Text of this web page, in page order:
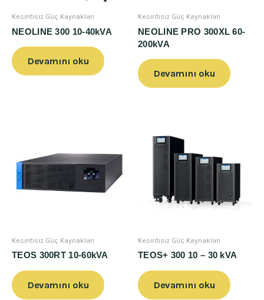
Kesintisiz Güç Kaynakları
NEOLINE 300 10-40kVA
Devamını oku
Kesintisiz Güç Kaynakları
NEOLINE PRO 300XL 60-
200kVA
Devamını oku
Kesintisiz Güç Kaynakları
TEOS 300RT 10-60kVA
Devamını oku
Kesintisiz Güç Kaynakları
TEOS+ 300 10 – 30 kVA
Devamını oku